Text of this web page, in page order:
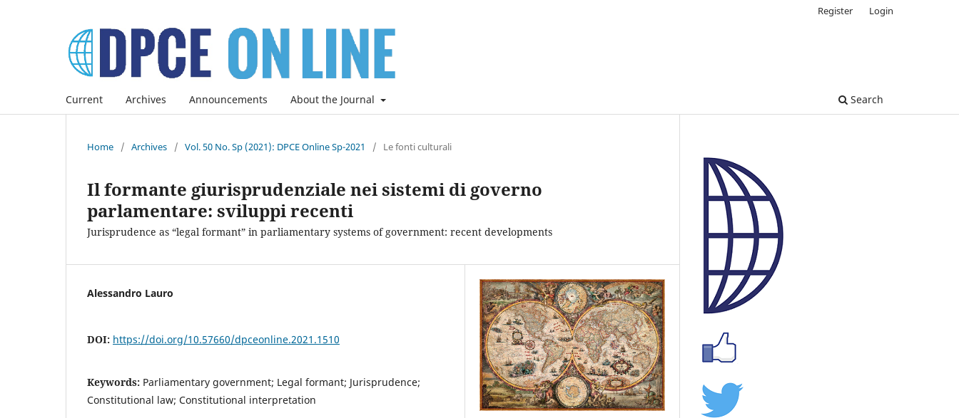
Current Archives Announcements About the Journal Search
Register Login
Home / Archives / Vol. 50 No. Sp (2021): DPCE Online Sp-2021 / Le fonti culturali
Il formante giurisprudenziale nei sistemi di governo
parlamentare: sviluppi recenti
Jurisprudence as “legal formant” in parliamentary systems of government: recent developments
Alessandro Lauro
DOI: https://doi.org/10.57660/dpceonline.2021.1510
Keywords: Parliamentary government; Legal formant; Jurisprudence;
Constitutional law; Constitutional interpretation